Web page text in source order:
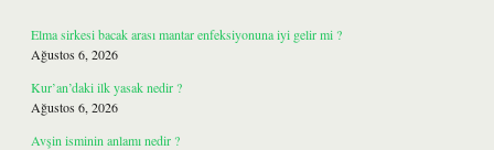
Elma sirkesi bacak arası mantar enfeksiyonuna iyi gelir mi ?
Ağustos 6, 2026
Kur’an’daki ilk yasak nedir ?
Ağustos 6, 2026
Avşin isminin anlamı nedir ?